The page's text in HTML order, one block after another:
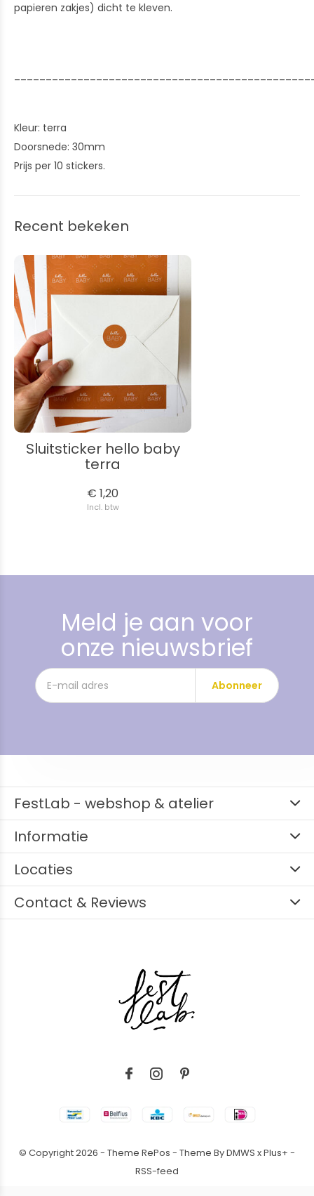
papieren zakjes) dicht te kleven.
Kleur: terra
Doorsnede: 30mm
Prijs per 10 stickers.
Recent bekeken
Sluitsticker hello baby
terra
€ 1,20
Incl. btw
Meld je aan voor
onze nieuwsbrief
Abonneer
FestLab - webshop & atelier
Informatie
Locaties
Contact & Reviews
© Copyright2026 - Theme RePos - Theme ByDMWS xPlus+ -
RSS-feed